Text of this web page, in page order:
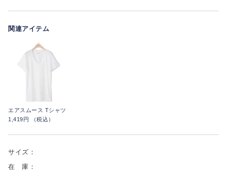
関連アイテム
エアスムース Tシャツ
1,419円 （税込）
サイズ：
在 庫：